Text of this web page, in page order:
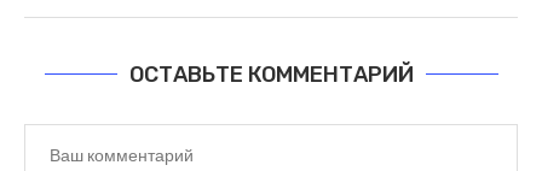
ОСТАВЬТЕ КОММЕНТАРИЙ